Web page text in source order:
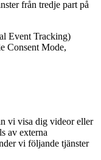
från tredje part på
Event Tracking)
Consent Mode,
vi visa dig videor eller
av externa
vi följande tjänster